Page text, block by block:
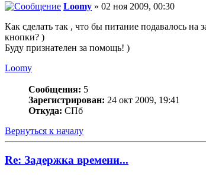
Loomy » 02 ноя 2009, 00:30
Как сделать так , что бы питание подавалось на
кнопки? )
Буду признателен за помощь! )
Loomy
Сообщения: 5
Зарегистрирован: 24 окт 2009, 19:41
Откуда: СПб
Вернуться к началу
Re: Задержка времени...